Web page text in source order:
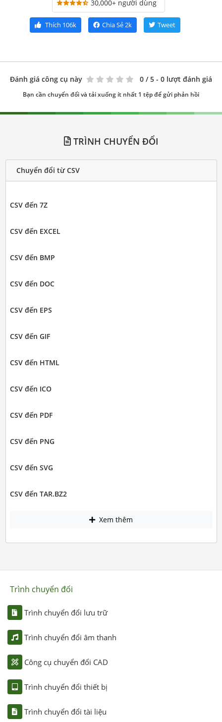
30,000+ người dùng
Thích 106k Chia Sẻ2k Tweet
Đánh giá công cụ này 0 / 5 - 0 lượt đánh giá
Bạn cần chuyển đổi và tải xuống ít nhất 1 tệp để gửi phản hồi
TRÌNH CHUYỂN ĐỔI
Chuyển đổi từ CSV
CSV đến 7Z
CSV đến EXCEL
CSV đến BMP
CSV đến DOC
CSV đến EPS
CSV đến GIF
CSV đến HTML
CSV đến ICO
CSV đến PDF
CSV đến PNG
CSV đến SVG
CSV đến TAR.BZ2
Xem thêm
Trình chuyển đổi
Trình chuyển đổi lưu trữ
Trình chuyển đổi âm thanh
Công cụ chuyển đổi CAD
Trình chuyển đổi thiết bị
Trình chuyển đổi tài liệu